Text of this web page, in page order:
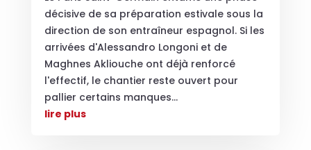
décisive de sa préparation estivale sous la
direction de son entraîneur espagnol. Si les
arrivées d'Alessandro Longoni et de
Maghnes Akliouche ont déjà renforcé
l'effectif, le chantier reste ouvert pour
pallier certains manques...
lire plus